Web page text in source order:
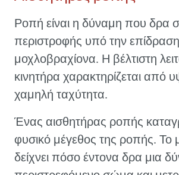
Ροπή είναι η δύναμη που δρα
περιστροφής υπό την
μοχλοβραχίονα. Η βέλτιστη
κινητήρα χαρακτηρίζεται από
χαμηλή ταχύτητα.
Ένας αισθητήρας ροπής
φυσικό μέγεθος της ροπής. Το
δείχνει πόσο έντονα δρα μια